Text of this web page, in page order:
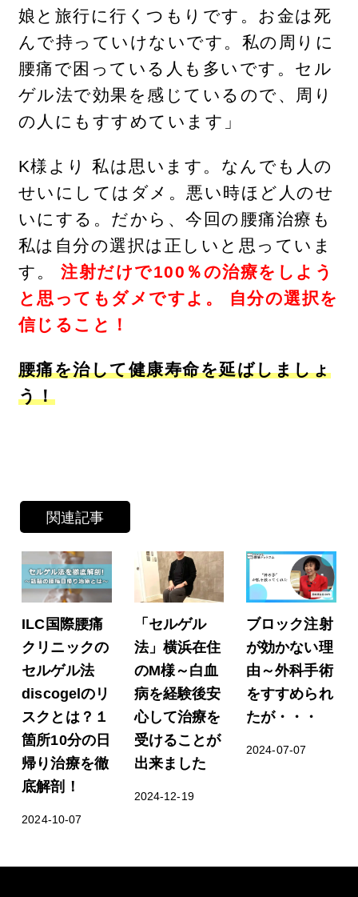
娘と旅行に行くつもりです。お金は死
んで持っていけないです。私の周りに
腰痛で困っている人も多いです。セル
ゲル法で効果を感じているので、周り
の人にもすすめています」
K様より 私は思います。なんでも人の
せいにしてはダメ。悪い時ほど人のせ
いにする。だから、今回の腰痛治療も
私は自分の選択は正しいと思っていま
す。注射だけで100％の治療をしよう
と思ってもダメですよ。 自分の選択を
信じること！
腰痛を治して健康寿命を延ばしましょ
う！
関連記事
ILC国際腰痛
クリニックの
セルゲル法
discogelのリ
スクとは？１
箇所10分の日
帰り治療を徹
底解剖！
2024-10-07
「セルゲル
法」横浜在住
のM様～白血
病を経験後安
心して治療を
受けることが
出来ました
2024-12-19
ブロック注射
が効かない理
由～外科手術
をすすめられ
たが・・・
2024-07-07